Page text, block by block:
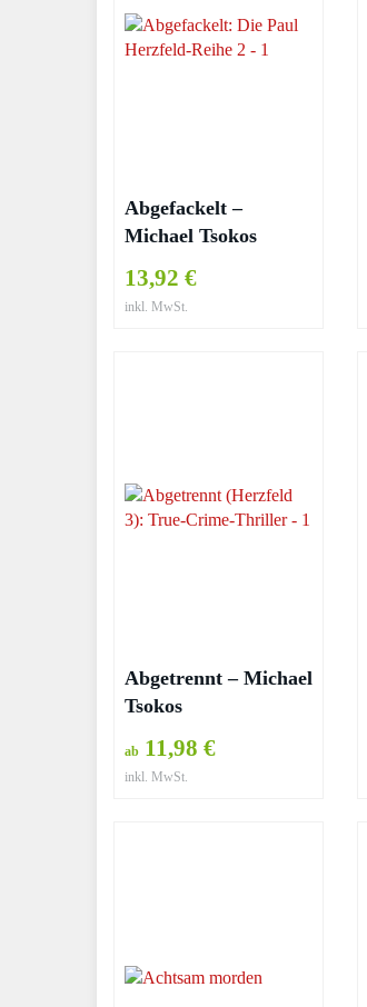
Abgefackelt –
Michael Tsokos
13,92 €
inkl. MwSt.
Abgetrennt – Michael
Tsokos
ab 11,98 €
inkl. MwSt.